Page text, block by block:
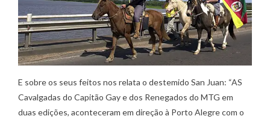
E sobre os seus feitos nos relata o destemido San Juan: “AS
Cavalgadas do Capitão Gay e dos Renegados do MTG em
duas edições, aconteceram em direção à Porto Alegre com o